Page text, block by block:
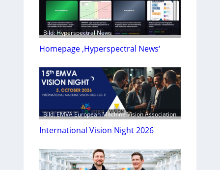
Bild: Hyperspectral News
Homepage ‚Hyperspectral News‘
Bild: EMVA European Machine Vision Association
International Vision Night 2026